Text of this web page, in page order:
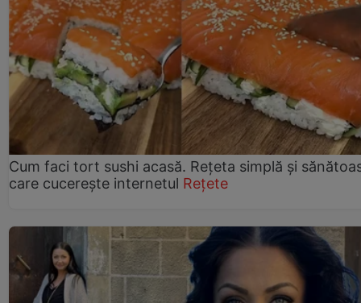
Cum faci tort sushi acasă. Rețeta simplă și
care cucerește internetul Rețete